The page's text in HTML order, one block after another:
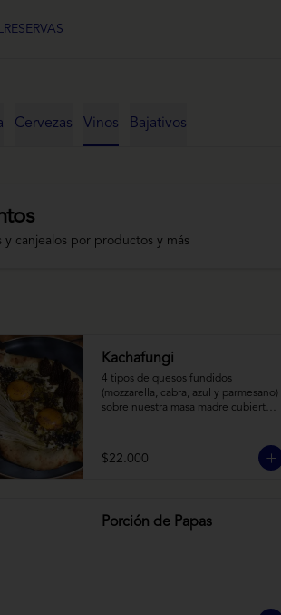
RESERVAS
Cervezas Vinos Bajativos
canjealos por productos y más
Kachafungi
4 tipos de quesos fundidos
(mozzarella, cabra, azul y parmesano)
sobre nuestra masa madre cubierta
finas de trufa negra frescas y
pequeños toques de chimichurri.
$22.000
Porción de Papas